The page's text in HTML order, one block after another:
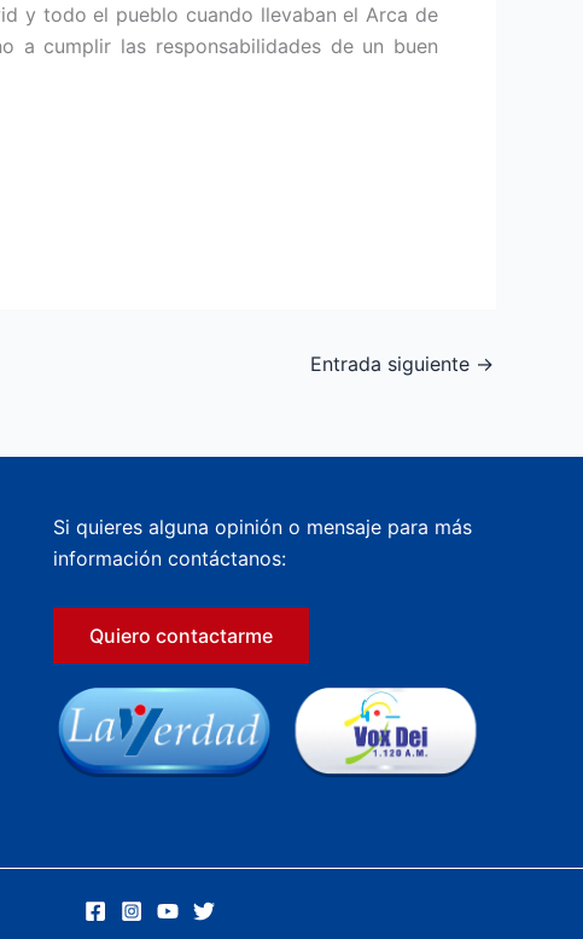
y todo el pueblo cuando llevaban el Arca de
a cumplir las responsabilidades de un buen
Entrada siguiente →
Si quieres alguna opinión o mensaje para más
información contáctanos:
Quiero contactarme